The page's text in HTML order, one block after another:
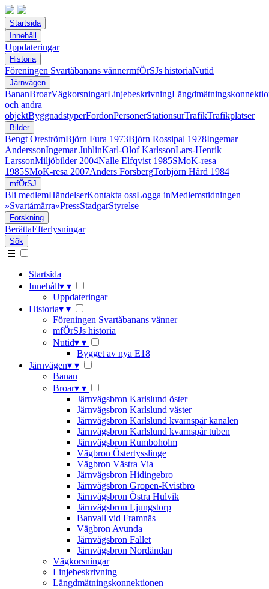
Startsida
Innehåll
Uppdateringar
Historia
Föreningen Svartåbanans vännermfÖrSJs historiaNutid
Järnvägen
BananBroarVägkorsningarLinjebeskrivning
och andra
objektByggnadstyperFordonPersonerStationsurTrafikTrafikplatser
Bilder
Bengt OreströmBjörn Fura 1973Björn Rossipal 1978Ingemar
AnderssonIngemar JuhlinKarl-Olof KarlssonLars-Henrik
LarssonMiljöbilder 2004Nalle Elfqvist 1985SMoK-resa
1985SMoK-resa 2007Anders ForsbergTorbjörn Hård 1984
mfÖrSJ
Bli medlemHändelserKontakta ossLogga inMedlemstidningen
»Svartåmärra«PressStadgarStyrelse
Forskning
BerättaEfterlysningar
Sök
☰
Startsida
Innehåll▾ ▾
Uppdateringar
Historia▾ ▾
Föreningen Svartåbanans vänner
mfÖrSJs historia
Nutid▾ ▾
Bygget av nya E18
Järnvägen▾ ▾
Banan
Broar▾ ▾
Järnvägsbron Karlslund öster
Järnvägsbron Karlslund väster
Järnvägsbron Karlslund kvarnspår kanalen
Järnvägsbron Karlslund kvarnspår tuben
Järnvägsbron Rumboholm
Vägbron Östertysslinge
Vägbron Västra Via
Järnvägsbron Hidingebro
Järnvägsbron Gropen-Kvistbro
Järnvägsbron Östra Hulvik
Järnvägsbron Ljungstorp
Banvall vid Framnäs
Vägbron Avunda
Järnvägsbron Fallet
Järnvägsbron Nordändan
Vägkorsningar
Linjebeskrivning
Längdmätningskonnektionen